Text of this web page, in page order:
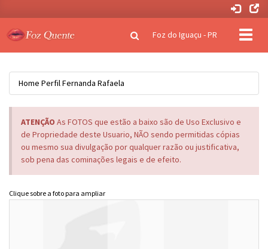
Clique
Foz do Iguaçu - PR
Home PerfilFernanda Rafaela
ATENÇÃO As FOTOS que estão a baixo são de Uso Exclusivo e
de Propriedade deste Usuario, NÃO sendo permitidas cópias
ou mesmo sua divulgação por qualquer razão ou justificativa,
sob pena das cominações legais e de efeito.
Clique sobre a foto para ampliar